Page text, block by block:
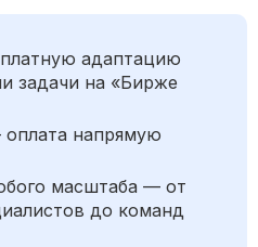
адаптацию
задачи на «Бирже
напрямую
масштаба — от
до команд